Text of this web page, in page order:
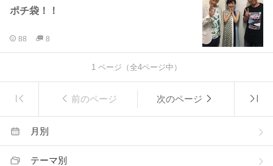
ポチ袋！！
88 8
1 ページ（全4ページ中）
前のページ 次のページ
月別
テーマ別